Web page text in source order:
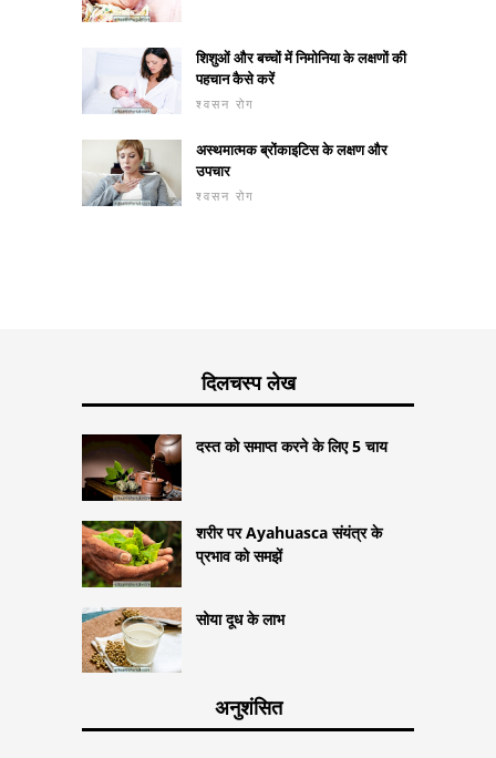
शिशुओं और बच्चों में निमोनिया के लक्षणों की
पहचान कैसे करें
श्वसन रोग
अस्थमात्मक ब्रोंकाइटिस के लक्षण और
उपचार
श्वसन रोग
दिलचस्प लेख
दस्त को समाप्त करने के लिए 5 चाय
शरीर पर Ayahuasca संयंत्र के
प्रभाव को समझें
सोया दूध के लाभ
अनुशंसित